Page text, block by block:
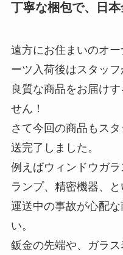
丁寧な梱包で、日本
遠方にお住まいのオ
ーツ入荷後はスタッフ
良質な商品をお届け
せん！
さて今回の商品もス
送完了しました。
例えばウィンドウガ
ランプ、精密機器、と
運送中の事故が心配
い。
鈑金の先端や、ガラ